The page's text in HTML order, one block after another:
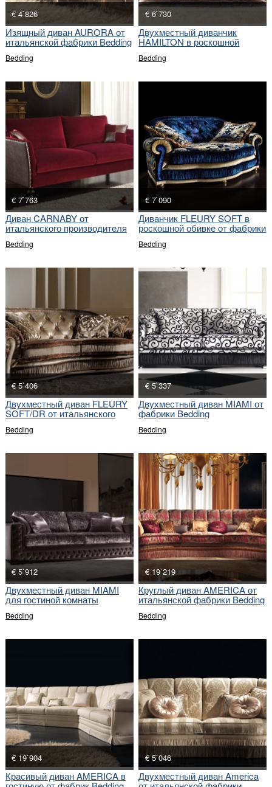
€ 4`826
Изящный диван AURORA от
итальянской фабрики Bedding
Bedding
€ 6`730
Двухместный диванчик
HAMILTON в роскошной
Bedding
€ 7`763
Диван CARNABY от
итальянского производителя
Bedding
€ 7`090
Диванчик FLEURY SOFT в
роскошной обивке от фабрики
Bedding
€ 5`406
Двухместный диван FLEURY
SOFT/DR от итальянского
Bedding
€ 5`337
Двухместный диван MIAMI от
фабрики Bedding
Bedding
€ 5`912
Двухместный диван MIAMI
для гостиной комнаты
Bedding
€ 19`219
Круглый диван AMERICA от
итальянской фабрики Bedding
Bedding
€ 19`904
Красивый диван AMERICA в
€ 5`046
Двухместный диван America